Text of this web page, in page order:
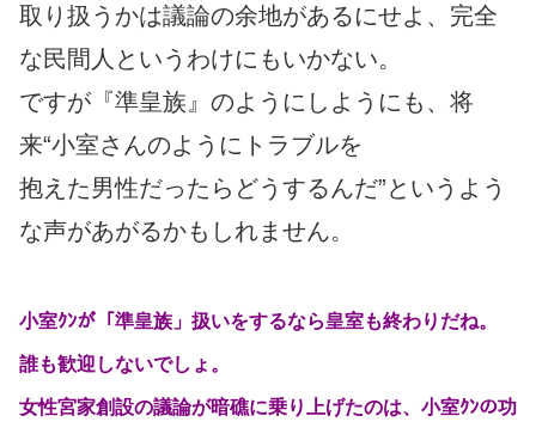
取り扱うかは議論の余地があるにせよ、完全
な民間人というわけにもいかない。
ですが『準皇族』のようにしようにも、将
来“小室さんのようにトラブルを
抱えた男性だったらどうするんだ”というよう
な声があがるかもしれません。
小室ｸﾝが「準皇族」扱いをするなら皇室も終わりだね。
誰も歓迎しないでしょ。
女性宮家創設の議論が暗礁に乗り上げたのは、小室ｸﾝの功